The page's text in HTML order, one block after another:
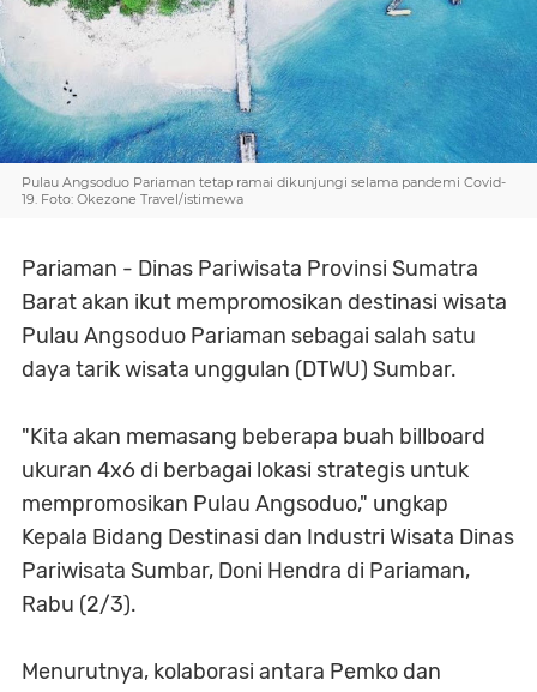
Pulau Angsoduo Pariaman tetap ramai dikunjungi selama pandemi Covid-
19. Foto: Okezone Travel/istimewa
Pariaman - Dinas Pariwisata Provinsi Sumatra
Barat akan ikut mempromosikan destinasi wisata
Pulau Angsoduo Pariaman sebagai salah satu
daya tarik wisata unggulan (DTWU) Sumbar.
"Kita akan memasang beberapa buah billboard
ukuran 4x6 di berbagai lokasi strategis untuk
mempromosikan Pulau Angsoduo," ungkap
Kepala Bidang Destinasi dan Industri Wisata Dinas
Pariwisata Sumbar, Doni Hendra di Pariaman,
Rabu (2/3).
Menurutnya, kolaborasi antara Pemko dan